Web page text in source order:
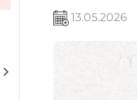
13.05.2026